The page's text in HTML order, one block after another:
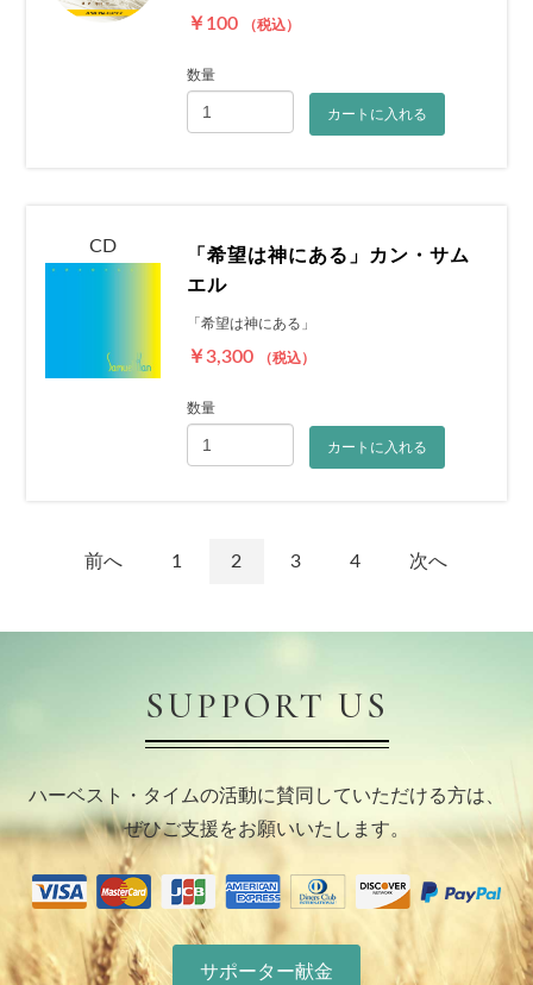
￥100 （税込）
数量
カートに入れる
CD
「希望は神にある」カン・サム
エル
「希望は神にある」
￥3,300 （税込）
数量
カートに入れる
前へ 1 2 3 4 次へ
SUPPORT US
ハーベスト・タイムの活動に賛同していただける方は、
ぜひご支援をお願いいたします。
サポーター献金